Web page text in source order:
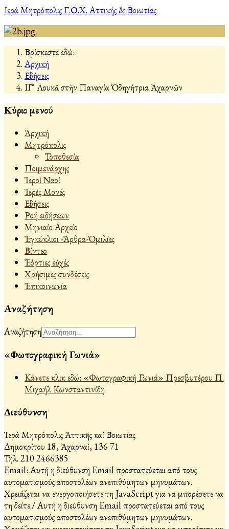
Ιερά Μητρόπολις Γ.Ο.Χ. Αττικής & Βοιωτίας
Βρίσκεστε εδώ:
Αρχική
Εἰδήσεις
ΙΓ΄ Λουκᾶ στὴν Παναγία Ὁδηγήτρια Ἀχαρνῶν
Κύριο μενού
Ἀρχική
Μητρόπολις
Τοποθεσία
Ποιμενάρχης
Ἱεροὶ Ναοί
Ἱερὲς Μονές
Εἰδήσεις
Ροή ειδήσεων
Μηνιαίο Αρχείο
Ἐγκύκλιοι -Ἄρθρα-Ὁμιλίες
Βίντεο
Ἐόρτιες εὐχές
Χρήσιμες συνδέσεις
Ἐπικοινωνία
Αναζήτηση
Αναζήτηση
«Φωτογραφική Γωνιά»
Κάνετε κλικ εδώ: «Φωτογραφική Γωνιά» Πρεσβυτέρου Π.
Μιχαήλ Κωνσταντινίδη
Διεύθυνση
Ἱερά Μητρόπολις Ἀττικῆς καί Βοιωτίας
Δημοκρίτου 18, Ἀχαρναί, 136 71
Τηλ. 210 2466385
Email: Αυτή η διεύθυνση Email προστατεύεται από τους
αυτοματισμούς αποστολέων ανεπιθύμητων μηνυμάτων.
Χρειάζεται να ενεργοποιήσετε τη JavaScript για να μπορέσετε να
τη δείτε./Αυτή η διεύθυνση Email προστατεύεται από τους
αυτοματισμούς αποστολέων ανεπιθύμητων μηνυμάτων.